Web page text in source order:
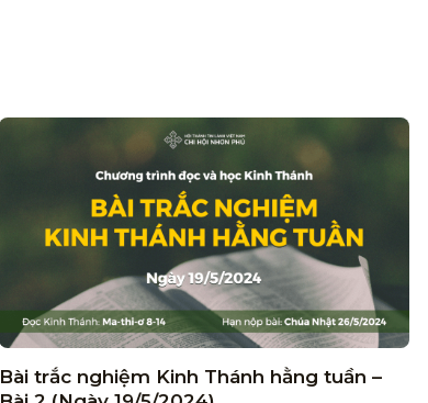
Bài trắc nghiệm Kinh Thánh hằng tuần –